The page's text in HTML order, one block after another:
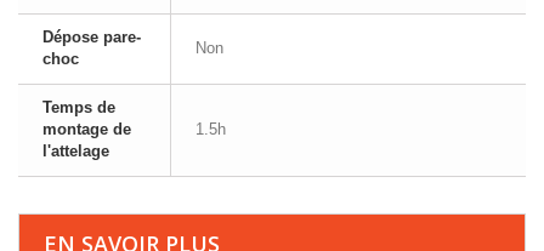
Dépose pare-
choc
Non
Temps de
montage de
l'attelage
1.5h
EN SAVOIR PLUS